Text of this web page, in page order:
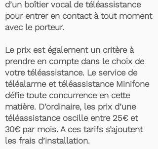
d’un boîtier vocal de téléassistance
pour entrer en contact à tout moment
avec le porteur.
Le prix est également un critère à
prendre en compte dans le choix de
votre téléassistance. Le service de
téléalarme et téléassistance Minifone
défie toute concurrence en cette
matière. D’ordinaire, les prix d’une
téléassistance oscille entre 25€ et
30€ par mois. A ces tarifs s’ajoutent
les frais d’installation.